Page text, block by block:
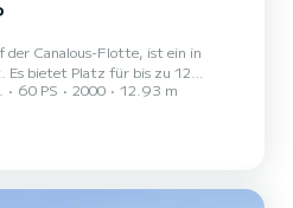
der Canalous-Flotte, ist ein in
Es bietet Platz für bis zu 12
bis 10 Personen komfortabler. Es
mit 1 Doppelbett und 1
Doppelbett, 1 Backbord-Doppel-
Achterkabine mit 2 Etagenbetten
werden kann. Es ist mit einem Küchenbere...
60 PS 2000
12.93 m